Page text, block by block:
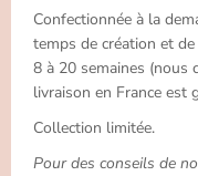
Confectionnée à la
temps de création et
8 à 20 semaines (nous
livraison en France est
Collection limitée.
Pour des conseils de